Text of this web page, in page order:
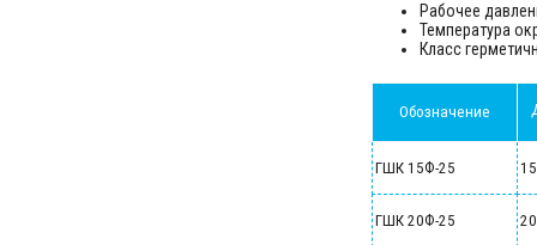
Рабочее
Температура
Класс
Обозначение
ГШК 15Ф-25 15
ГШК 20Ф-25 20